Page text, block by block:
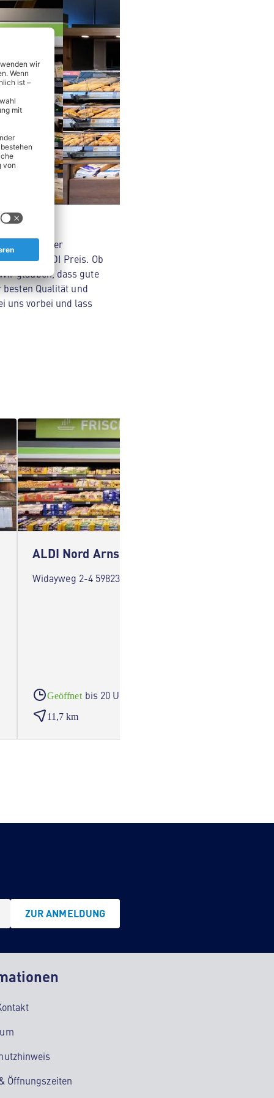
über
ALDI Preis. Ob
glauben, dass gute
Qualität und
uns vorbei und lass
ALDI Nord Arnsberg
Widayweg 2-4 59823 Arnsberg
Geöffnet bis 20 Uhr
11,7 km
ZUR ANMELDUNG
Öffnungszeiten